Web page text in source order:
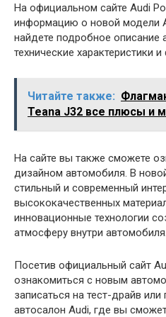
На официальном сайте Audi
информацию о новой модели
найдете подробное описание
технические характеристики
Читайте также:
Teana J32 все плюсы и
На сайте вы также сможете
дизайном автомобиля. В
стильный и современный
высококачественных
инновационные технологии
атмосферу внутри автомобиля.
Посетив официальный сайт
ознакомиться с новым
записаться на тест-драйв
автосалон Audi, где вы